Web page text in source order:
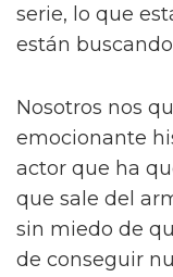
serie, lo que
están
Nosotros nos
emocionante
actor que ha
que sale del
sin miedo de
de conseguir